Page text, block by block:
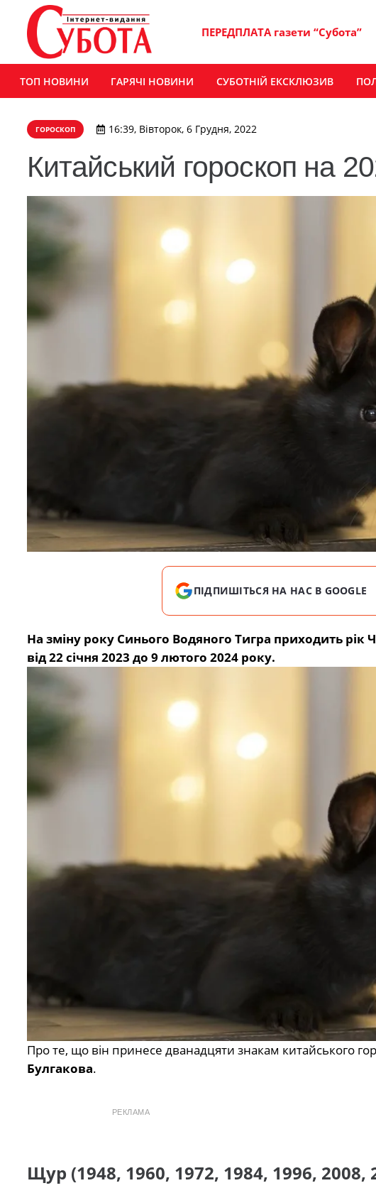
ПЕРЕДПЛАТА газети “Субота”
ТОП НОВИНИ ГАРЯЧІ НОВИНИ СУБОТНІЙ ЕКСКЛЮЗИВ
ГОРОСКОП 16:39, Вівторок, 6 Грудня, 2022
Китайський гороскоп на
ПІДПИШІТЬСЯ НА НАС В GOOGLE
На зміну року Синього Водяного Тигра приходить
від 22 січня 2023 до 9 лютого 2024 року.
Про те, що він принесе дванадцяти знакам китайського
Булгакова.
РЕКЛАМА
Щур (1948, 1960, 1972, 1984, 1996, 2008,